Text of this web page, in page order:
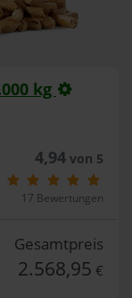
kg
4,94von 5
17 Bewertungen
Gesamtpreis
2.568,95 €